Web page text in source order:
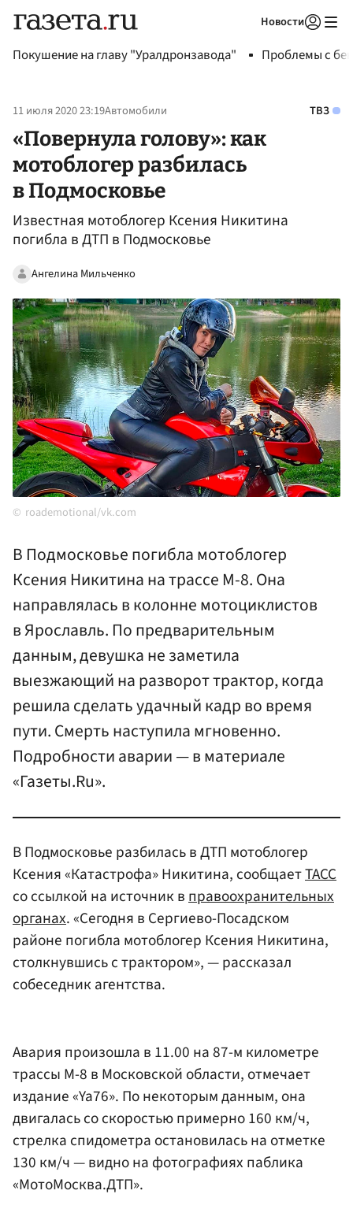
Новости
Покушение на главу "Уралдронзавода" Проблемы с
11 июля 2020 23:19Автомобили ТВЗ
«Повернула голову»: как
мотоблогер разбилась
в Подмосковье
Известная мотоблогер Ксения Никитина
погибла в ДТП в Подмосковье
Ангелина Мильченко
roademotional/vk.com
В Подмосковье погибла мотоблогер
Ксения Никитина на трассе М-8. Она
направлялась в колонне мотоциклистов
в Ярославль. По предварительным
данным, девушка не заметила
выезжающий на разворот трактор, когда
решила сделать удачный кадр во время
пути. Смерть наступила мгновенно.
Подробности аварии — в материале
«Газеты.Ru».
В Подмосковье разбилась в ДТП мотоблогер
Ксения «Катастрофа» Никитина, сообщаетТАСС
со ссылкой на источник вправоохранительных
органах. «Сегодня в Сергиево-Посадском
районе погибла мотоблогер Ксения Никитина,
столкнувшись с трактором», — рассказал
собеседник агентства.
Авария произошла в 11.00 на 87-м километре
трассы М-8 в Московской области, отмечает
издание «Ya76». По некоторым данным, она
двигалась со скоростью примерно 160 км/ч,
стрелка спидометра остановилась на отметке
130 км/ч — видно на фотографиях паблика
«МотоМосква.ДТП».